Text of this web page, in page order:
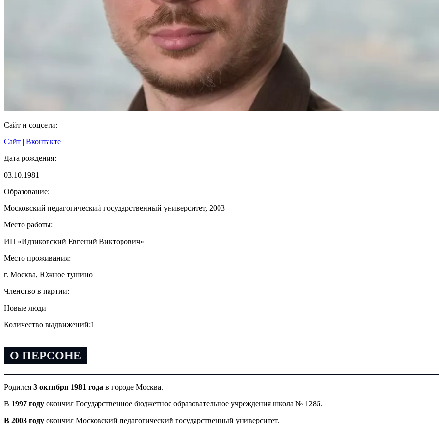
Сайт и соцсети:
Сайт | Вконтакте
Дата рождения:
03.10.1981
Образование:
Московский педагогический государственный университет, 2003
Место работы:
ИП «Идзиковский Евгений Викторович»
Место проживания:
г. Москва, Южное тушино
Членство в партии:
Новые люди
Количество выдвижений:1
О ПЕРСОНЕ
Родился 3 октября 1981 года в городе Москва.
В 1997 году окончил Государственное бюджетное образовательное учреждения школа № 1286.
В 2003 году окончил Московский педагогический государственный университет.